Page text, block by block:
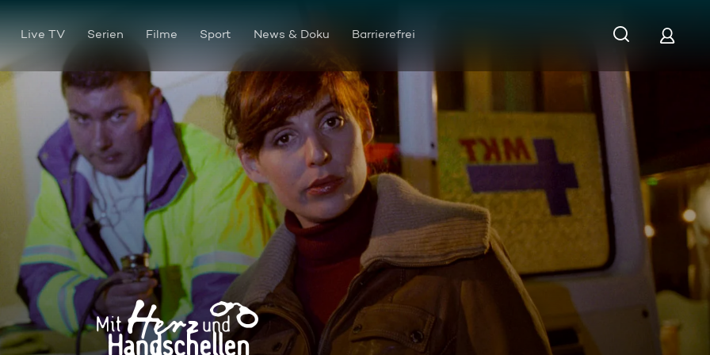
Live TV Serien Filme Sport News & Doku Barrierefrei
Der Kronzeuge